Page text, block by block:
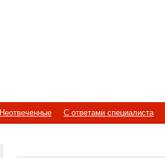
Неотвеченные С ответами специалиста